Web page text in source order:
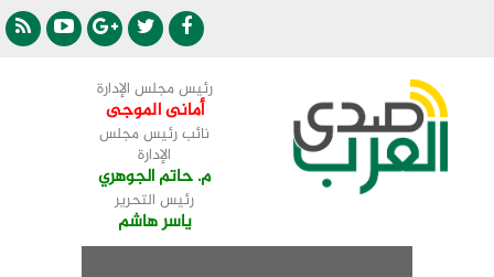
رئيس مجلس الإدارة
أمانى الموجى
نائب رئيس مجلس
الإدارة
م. حاتم الجوهري
رئيس التحرير
ياسر هاشم